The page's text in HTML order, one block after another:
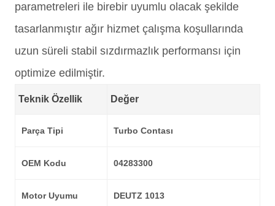
parametreleri ile birebir uyumlu olacak şekilde
tasarlanmıştır ağır hizmet çalışma koşullarında
uzun süreli stabil sızdırmazlık performansı için
optimize edilmiştir.
Teknik Özellik Değer
Parça Tipi Turbo Contası
OEM Kodu 04283300
Motor Uyumu DEUTZ 1013